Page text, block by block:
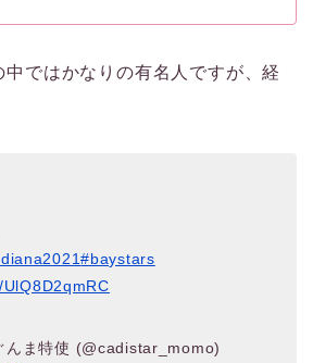
ではかなりの有名人ですが、経
#baystars
ま特使 (@cadistar_momo)